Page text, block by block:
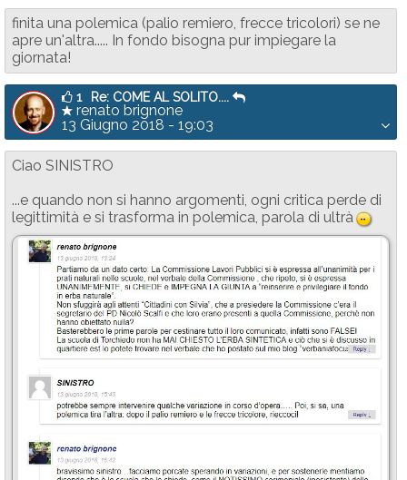
finita una polemica (palio remiero, frecce tricolori) se ne
apre un'altra..... In fondo bisogna pur impiegare la
giornata!
1 Re: COME AL SOLITO....
renato brignone
13 Giugno 2018 - 19:03
Ciao SINISTRO
...e quando non si hanno argomenti, ogni critica perde di
legittimità e si trasforma in polemica, parola di ultrà
:D